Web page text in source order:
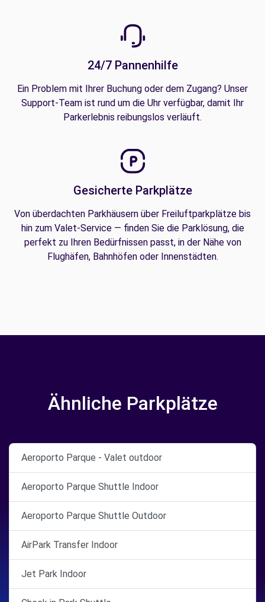
24/7 Pannenhilfe
Ein Problem mit Ihrer Buchung oder dem Zugang? Unser
Support-Team ist rund um die Uhr verfügbar, damit Ihr
Parkerlebnis reibungslos verläuft.
Gesicherte Parkplätze
Von überdachten Parkhäusern über Freiluftparkplätze bis
hin zum Valet-Service — finden Sie die Parklösung, die
perfekt zu Ihren Bedürfnissen passt, in der Nähe von
Flughäfen, Bahnhöfen oder Innenstädten.
Ähnliche Parkplätze
Aeroporto Parque - Valet outdoor
Aeroporto Parque Shuttle Indoor
Aeroporto Parque Shuttle Outdoor
AirPark Transfer Indoor
Jet Park Indoor